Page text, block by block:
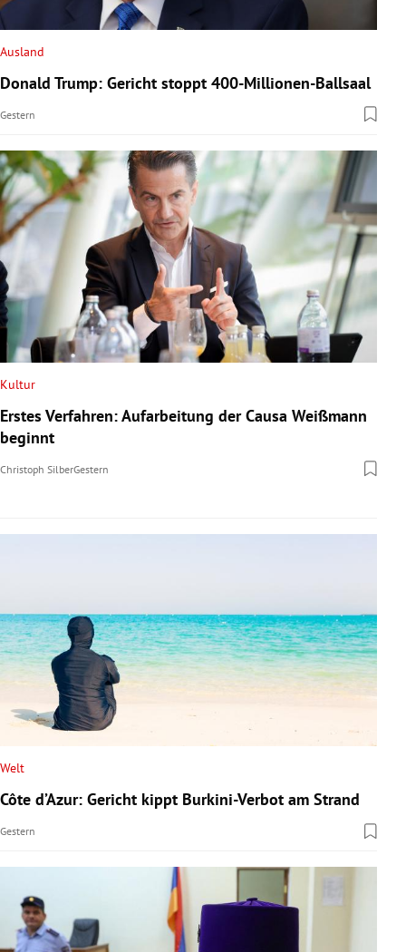
Untermenü
Untermenü
Untermenü
Untermenü
Untermenü
Untermenü
Untermenü
Untermenü
Ausland
Donald Trump: Gericht stoppt 400-Millionen-Ballsaal
Gestern
Kultur
Erstes Verfahren: Aufarbeitung der Causa Weißmann
beginnt
Christoph SilberGestern
Welt
Côte d’Azur: Gericht kippt Burkini-Verbot am Strand
Gestern